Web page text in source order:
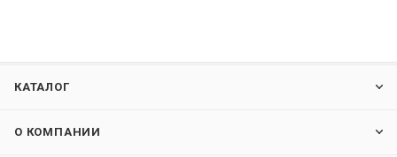
КАТАЛОГ
О КОМПАНИИ